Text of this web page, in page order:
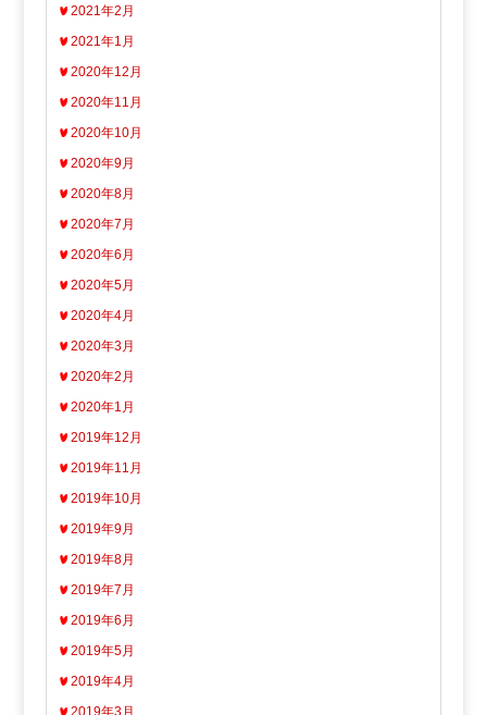
2021年2月
2021年1月
2020年12月
2020年11月
2020年10月
2020年9月
2020年8月
2020年7月
2020年6月
2020年5月
2020年4月
2020年3月
2020年2月
2020年1月
2019年12月
2019年11月
2019年10月
2019年9月
2019年8月
2019年7月
2019年6月
2019年5月
2019年4月
2019年3月